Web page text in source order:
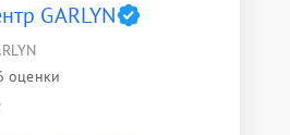
GARLYN
оценки